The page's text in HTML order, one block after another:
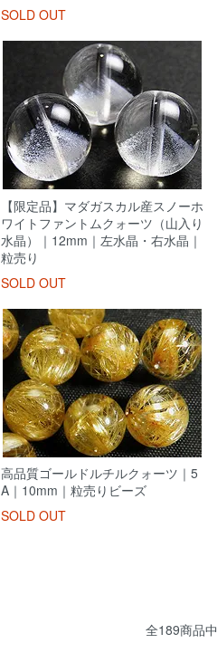
SOLD OUT
【限定品】マダガスカル産スノーホ
ワイトファントムクォーツ（山入り
水晶）｜12mm｜左水晶・右水晶｜
粒売り
SOLD OUT
高品質ゴールドルチルクォーツ｜5
A｜10mm｜粒売りビーズ
SOLD OUT
全189商品中